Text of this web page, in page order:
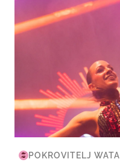
POKROVITELJ WATA